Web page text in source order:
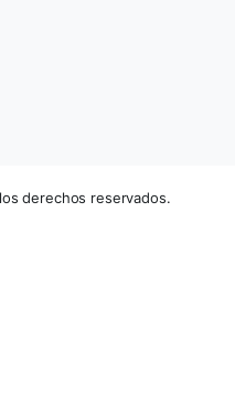
derechos reservados.